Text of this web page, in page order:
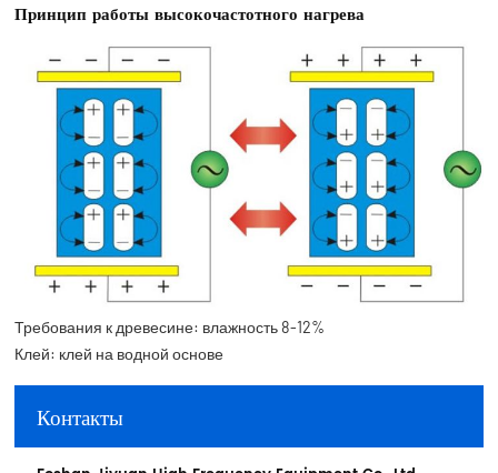
Принцип работы высокочастотного нагрева
Требования к древесине: влажность 8-12%
Клей: клей на водной основе
Контакты